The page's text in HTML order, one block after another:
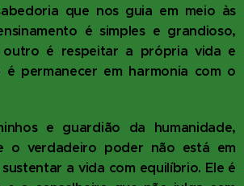
que nos guia em meio às
é simples e grandioso,
é respeitar a própria vida e
permanecer em harmonia com o
e guardião da humanidade,
o verdadeiro poder não está em
a vida com equilíbrio. Ele é